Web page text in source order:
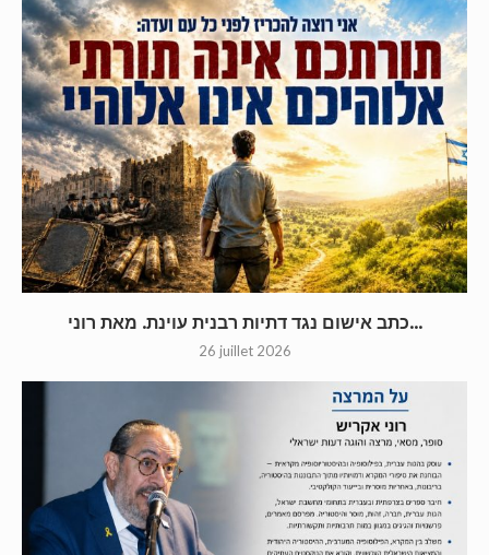
כתב אישום נגד דתיות רבנית עוינת. מאת רוני...
26 juillet 2026